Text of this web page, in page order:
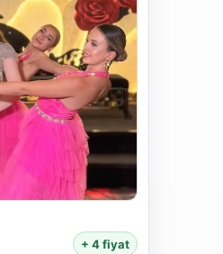
+ 4 fiyat